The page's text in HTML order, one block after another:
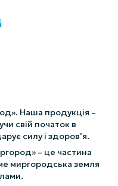
. Наша продукція –
свій початок в
силу і здоров’я.
– це частина
миргородська земля